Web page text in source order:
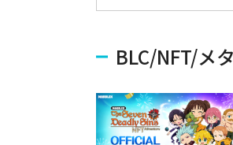
BLC/NFT/メ